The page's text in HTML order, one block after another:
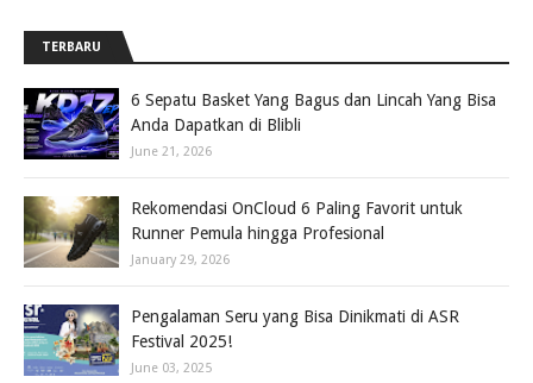
TERBARU
6 Sepatu Basket Yang Bagus dan Lincah Yang Bisa
Anda Dapatkan di Blibli
June 21, 2026
Rekomendasi OnCloud 6 Paling Favorit untuk
Runner Pemula hingga Profesional
January 29, 2026
Pengalaman Seru yang Bisa Dinikmati di ASR
Festival 2025!
June 03, 2025